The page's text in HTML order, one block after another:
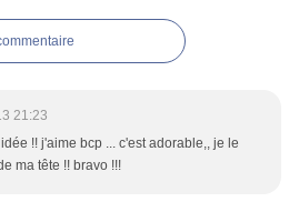
21:23
!! j'aime bcp ... c'est adorable,, je le
ma tête !! bravo !!!